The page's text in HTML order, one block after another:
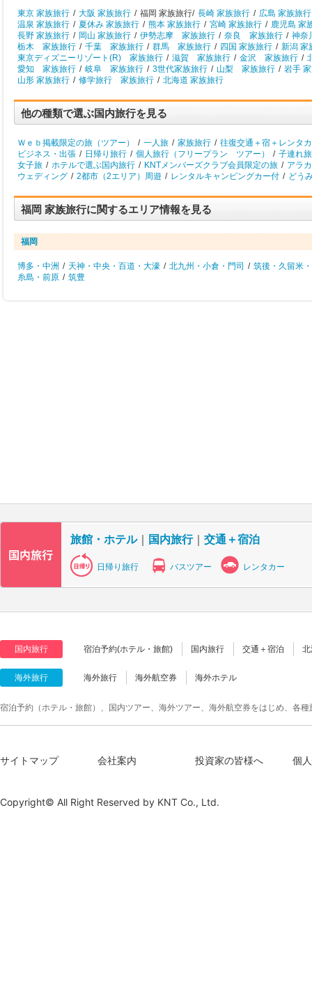
東京 家族旅行 / 大阪 家族旅行 / 福岡 家族旅行/ 長崎 家族旅行 / 広島 家族旅行
温泉 家族旅行 / 夏休み 家族旅行 / 熊本 家族旅行 / 宮崎 家族旅行 / 鹿児島 家
長野 家族旅行 / 岡山 家族旅行 / 伊勢志摩 家族旅行 / 奈良 家族旅行 / 神奈
栃木 家族旅行 / 千葉 家族旅行 / 群馬 家族旅行 / 四国 家族旅行 / 新潟 家
東京ディズニーリゾート(R) 家族旅行 / 滋賀 家族旅行 / 金沢 家族旅行 /
愛知 家族旅行 / 岐阜 家族旅行 / 3世代家族旅行 / 山梨 家族旅行 / 岩手
山形 家族旅行 / 修学旅行 家族旅行 / 北海道 家族旅行
他の種類で選ぶ国内旅行を見る
Ｗｅｂ掲載限定の旅（ツアー） / 一人旅 / 家族旅行 / 往復交通＋宿＋レンタ
ビジネス・出張 / 日帰り旅行 / 個人旅行（フリープラン ツアー） / 子連れ
女子旅 / ホテルで選ぶ国内旅行 / KNTメンバーズクラブ会員限定の旅 / アラ
ウェディング / 2都市（2エリア）周遊 / レンタルキャンピングカー付 / どう
福岡 家族旅行に関するエリア情報を見る
福岡
博多・中洲 / 天神・中央・百道・大濠 / 北九州・小倉・門司 / 筑後・久留米
糸島・前原 / 筑豊
旅館・ホテル｜ 国内旅行｜ 交通＋宿泊
日帰り旅行 バスツアー レンタカー
国内旅行 宿泊予約(ホテル・旅館) 国内旅行 交通＋宿泊
海外旅行 海外旅行 海外航空券 海外ホテル
宿泊予約（ホテル・旅館）、国内ツアー、海外ツアー、海外航空券をはじめ、各
サイトマップ 会社案内 投資家の皆様へ 個
Copyright© All Right Reserved by KNT Co., Ltd.